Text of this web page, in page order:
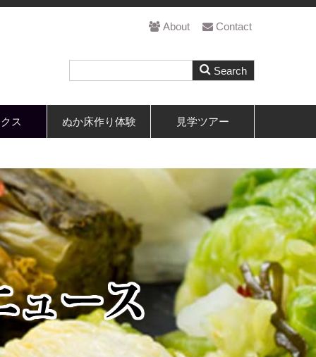
About Contact
ス ぬか床作り体験 見学ツアー